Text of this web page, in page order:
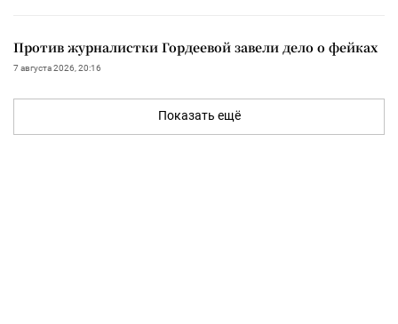
Против журналистки Гордеевой завели дело о фейках
7 августа 2026, 20:16
Показать ещё